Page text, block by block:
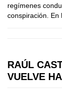
regímenes
conspiración. En
RAÚL
VUELVE